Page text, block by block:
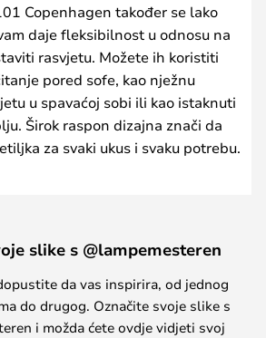
Copenhagen također se lako
daje fleksibilnost u odnosu na
rasvjetu. Možete ih koristiti
pored sofe, kao nježnu
u spavaćoj sobi ili kao istaknuti
Širok raspon dizajna znači da
za svaki ukus i svaku potrebu.
slike s @lampemesteren
da vas inspirira, od jednog
do drugog. Označite svoje slike s
i možda ćete ovdje vidjeti svoj